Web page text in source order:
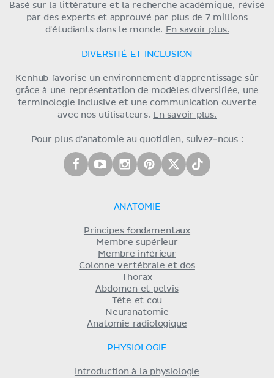
Basé sur la littérature et la recherche académique, révisé
par des experts et approuvé par plus de 7 millions
d'étudiants dans le monde. En savoir plus.
DIVERSITÉ ET INCLUSION
Kenhub favorise un environnement d'apprentissage sûr
grâce à une représentation de modèles diversifiée, une
terminologie inclusive et une communication ouverte
avec nos utilisateurs. En savoir plus.
Pour plus d'anatomie au quotidien, suivez-nous :
ANATOMIE
Principes fondamentaux
Membre supérieur
Membre inférieur
Colonne vertébrale et dos
Thorax
Abdomen et pelvis
Tête et cou
Neuranatomie
Anatomie radiologique
PHYSIOLOGIE
Introduction à la physiologie